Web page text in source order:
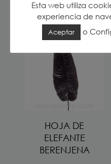
HOJA DE
ELEFANTE
BERENJENA
Esta web utiliza
experiencia de
Aceptar o